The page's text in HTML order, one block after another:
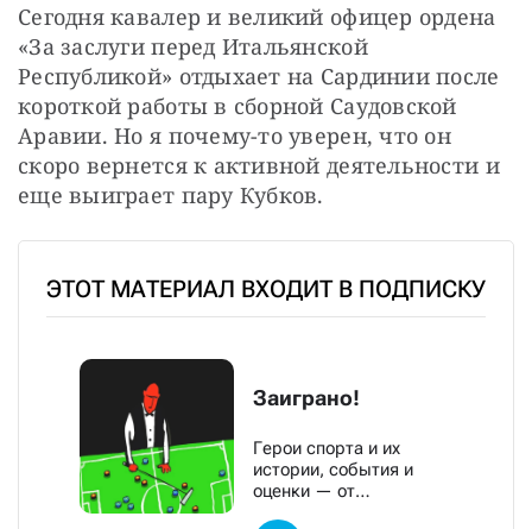
Сегодня кавалер и великий офицер ордена
«За заслуги перед Итальянской
Республикой» отдыхает на Сардинии после
короткой работы в сборной Саудовской
Аравии. Но я почему-то уверен, что он
скоро вернется к активной деятельности и
еще выиграет пару Кубков.
ЭТОТ МАТЕРИАЛ ВХОДИТ В ПОДПИСКУ
Заиграно!
Герои спорта и их
истории, события и
оценки — от